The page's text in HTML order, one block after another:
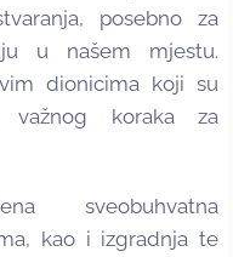
posebno za
u našem mjestu.
dionicima koji su
važnog koraka za
sveobuhvatna
kao i izgradnja te